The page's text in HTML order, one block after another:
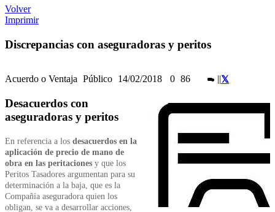
Volver
Imprimir
Discrepancias con aseguradoras y peritos
Acuerdo o Ventaja Público 14/02/2018 0 86
Desacuerdos con
aseguradoras y peritos
En referencia a los desacuerdos en la
aplicación de precio de mano de
obra en las peritaciones y que los
Peritos Tasadores argumentan para su
determinación a la baja, que es la
Compañía aseguradora quien los
obligan, se va a desarrollar acciones,